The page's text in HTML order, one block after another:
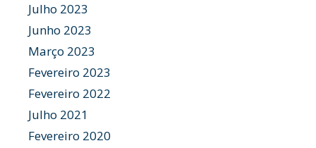
Julho 2023
Junho 2023
Março 2023
Fevereiro 2023
Fevereiro 2022
Julho 2021
Fevereiro 2020